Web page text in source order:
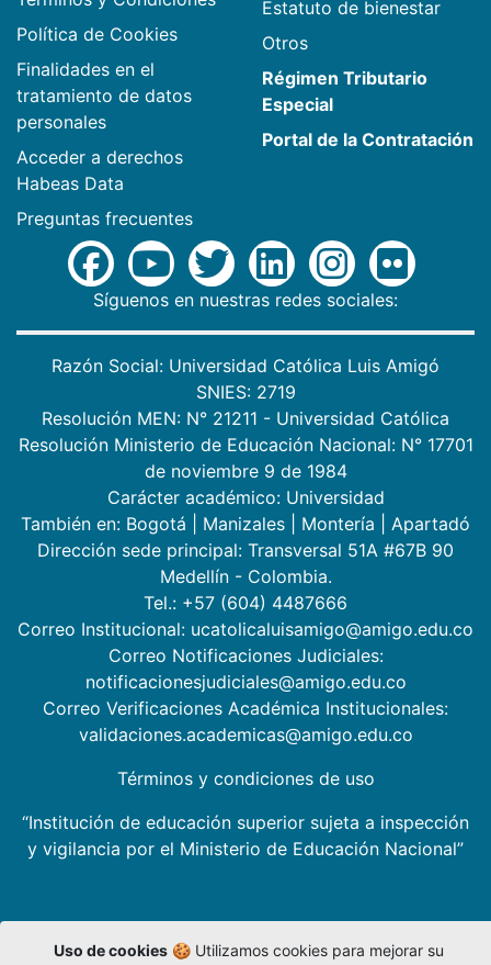
Política de Cookies
Finalidades en el
tratamiento de datos
personales
Acceder a derechos
Habeas Data
Preguntas frecuentes
Estatuto de bienestar
Otros
Régimen Tributario
Especial
Portal de la Contratación
Síguenos en nuestras redes sociales:
Razón Social: Universidad Católica Luis Amigó
SNIES: 2719
Resolución MEN: N° 21211 - Universidad Católica
Resolución Ministerio de Educación Nacional: N° 17701
de noviembre 9 de 1984
Carácter académico: Universidad
También en: Bogotá Manizales Montería
Apartadó
Dirección sede principal: Transversal 51A #67B 90
Medellín - Colombia.
Tel.: +57 (604) 4487666
Correo Institucional: ucatolicaluisamigo@amigo.edu.co
Correo Notificaciones Judiciales:
notificacionesjudiciales@amigo.edu.co
Correo Verificaciones Académica Institucionales:
validaciones.academicas@amigo.edu.co
Términos y condiciones de uso
“Institución de educación superior sujeta a inspección
y vigilancia por el Ministerio de Educación Nacional”
Uso de cookies🍪 Utilizamos cookies para mejorar su